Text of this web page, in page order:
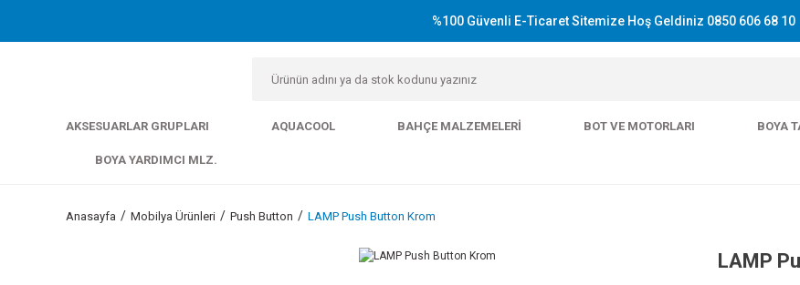
%100 Güvenli E-Ticaret Sitemize Hoş Geldiniz 0850 606 68 10
AKSESUARLAR GRUPLARI AQUACOOL BAHÇE MALZEMELERI BOT VE MOTORLARI BOYA
BOYA YARDIMCI MLZ.
Anasayfa Mobilya Ürünleri Push Button LAMP Push Button Krom
LAMP